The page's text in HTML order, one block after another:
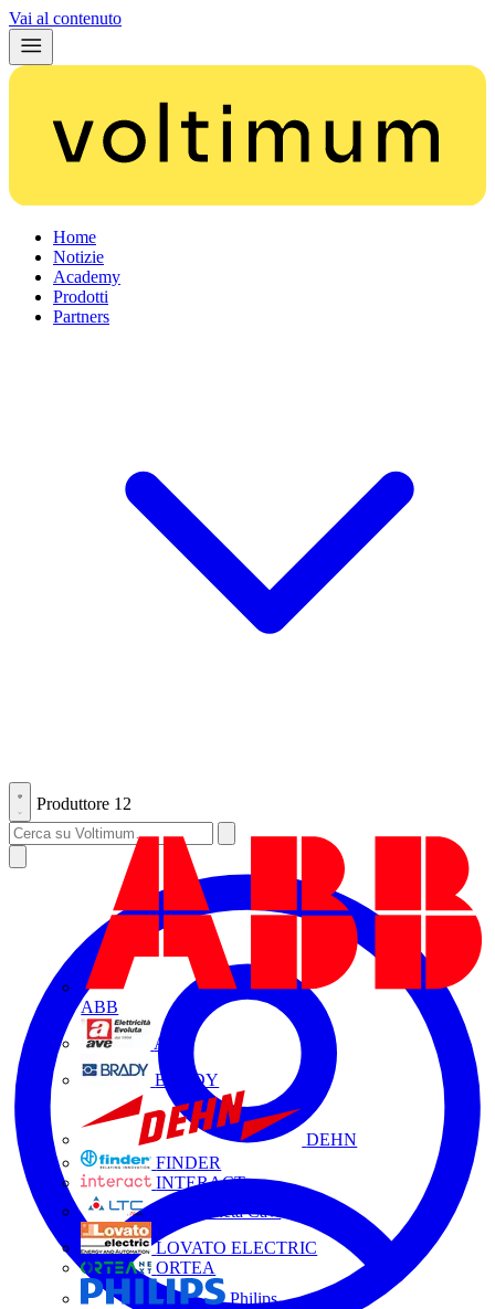
Vai al contenuto
Home
Notizie
Academy
Prodotti
Partners
Produttore 12
ABB
AVE
BRADY
DEHN
FINDER
INTERACT
La Triveneta Cavi
LOVATO ELECTRIC
ORTEA
Philips